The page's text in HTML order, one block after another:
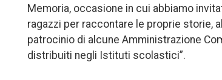
Memoria, occasione in cui abbiamo
ragazzi per raccontare le proprie storie,
patrocinio di alcune Amministrazione
distribuiti negli Istituti scolastici”.